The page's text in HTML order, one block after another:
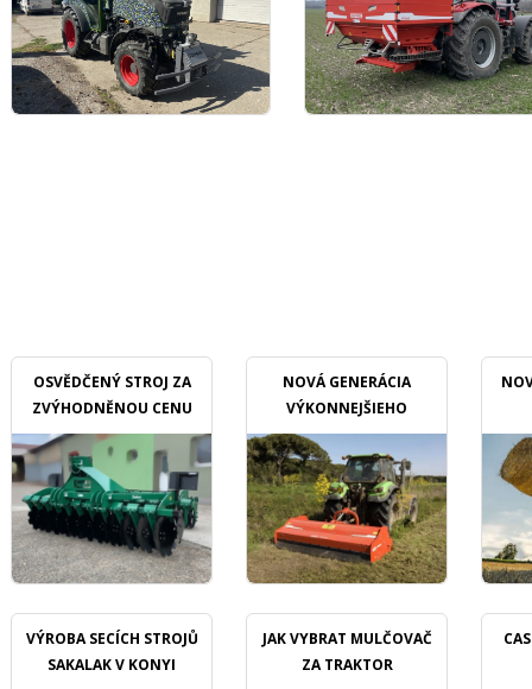
OSVĚDČENÝ STROJ ZA
ZVÝHODNĚNOU CENU
NOVÁ GENERÁCIA
VÝKONNEJŠIEHO
MULČOVAČU
VÝROBA SECÍCH STROJŮ
SAKALAK V KONYI
JAK VYBRAT MULČOVAČ
ZA TRAKTOR